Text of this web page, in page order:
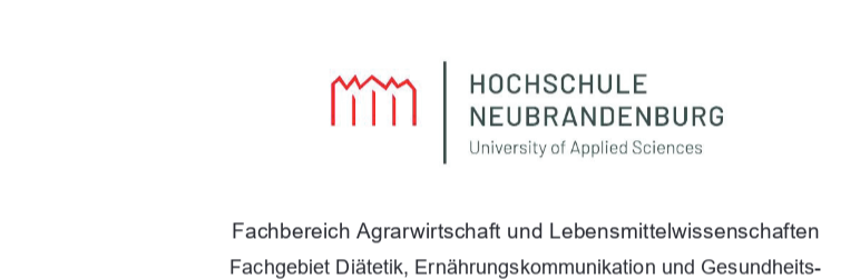
Fachbereich Agrarwirtschaft und Lebensmittelwissenschaften
Fachgebiet Diätetik, Ernährungskommunikation und Gesundheits-